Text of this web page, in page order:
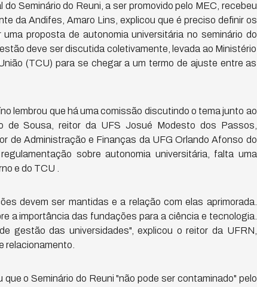
Seminário do Reuni, a ser promovido pelo MEC, recebeu
da Andifes, Amaro Lins, explicou que é preciso definir os
proposta de autonomia universitária no seminário do
deve ser discutida coletivamente, levada ao Ministério
(TCU) para se chegar a um termo de ajuste entre as
lembrou que há uma comissão discutindo o tema junto ao
de Sousa, reitor da UFS Josué Modesto dos Passos,
de Administração e Finanças da UFG Orlando Afonso do
sobre autonomia universitária, falta uma
e do TCU .
devem ser mantidas e a relação com elas aprimorada.
a importância das fundações para a ciência e tecnologia.
gestão das universidades", explicou o reitor da UFRN,
relacionamento.
o Seminário do Reuni "não pode ser contaminado" pelo